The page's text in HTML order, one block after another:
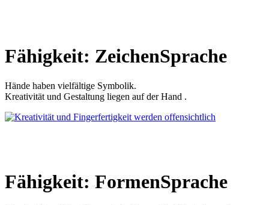
Fähigkeit: ZeichenSprache
Hände haben vielfältige Symbolik.
Kreativität und Gestaltung liegen auf der Hand .
Fähigkeit: FormenSprache